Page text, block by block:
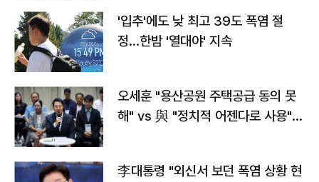
'입추'에도 낮 최고 39도 폭염 절
정…한밤 '열대야' 지속
오세훈 "용산공원 주택공급 동의 못
해" vs 與 "정치적 어젠다로 사용"
李대통령 "외신서 보던 폭염 상황 현